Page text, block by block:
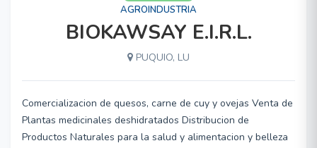
AGROINDUSTRIA
BIOKAWSAY E.I.R.L.
PUQUIO, LU
Comercializacion de quesos, carne de cuy y ovejas Venta de
Plantas medicinales deshidratados Distribucion de
Productos Naturales para la salud y alimentacion y belleza